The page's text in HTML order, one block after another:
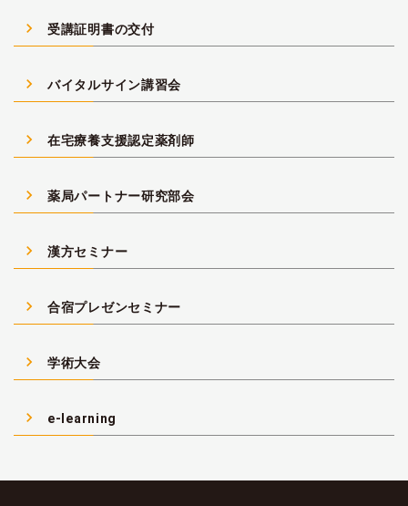
navigate_next 受講証明書の交付
navigate_next バイタルサイン講習会
navigate_next 在宅療養支援認定薬剤師
navigate_next 薬局パートナー研究部会
navigate_next 漢方セミナー
navigate_next 合宿プレゼンセミナー
navigate_next 学術大会
navigate_next e-learning